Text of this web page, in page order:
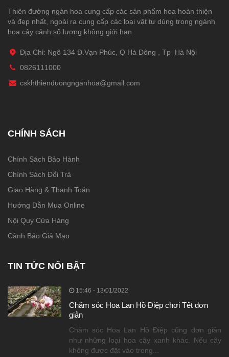
Thiên đường ngàn hoa cung cấp các sản phẩm hoa hoàn thiện
và đẹp nhất, ngoài ra cung cấp các loại vật tư dùng trong ngành
hoa cây cảnh số lượng không giới hạn
Địa Chỉ: Ngõ 134 Đ.Vạn Phúc, Q Hà Đông , Tp_Hà Nội
0826111000
cskhthienduongnganhoa@gmail.com
CHÍNH SÁCH
Chính Sách Bảo Hành
Chính Sách Đổi Trả
Giao Hàng & Thanh Toán
Hướng Dẫn Mua Online
Nội Quy Cửa Hàng
Cảnh Báo Giả Mạo
TIN TỨC NỔI BẬT
15:46 - 13/01/2022
Chăm sóc Hoa Lan Hồ Điệp chơi Tết đơn
giản
Chăm sóc Hoa Lan Hồ Điệp cũng đơn giản
như những loại hoa cây xanh khác. Nếu cây
không được đặt vào trong...